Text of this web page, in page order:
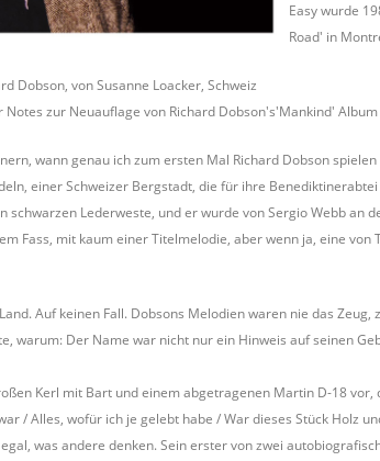
Easy wurde
Road' in
Dobson, von Susanne Loacker, Schweiz
Notes zur Neuauflage von Richard Dobson's'Mankind'
wann genau ich zum ersten Mal Richard Dobson
einer Schweizer Bergstadt, die für ihre
schwarzen Lederweste, und er wurde von Sergio Webb an
Fass, mit kaum einer Titelmelodie, aber wenn ja, eine von
Auf keinen Fall. Dobsons Melodien waren nie das
warum: Der Name war nicht nur ein Hinweis auf seinen
Kerl mit Bart und einem abgetragenen Martin D-18
/ Alles, wofür ich je gelebt habe / War dieses Stück Holz
was andere denken. Sein erster von zwei